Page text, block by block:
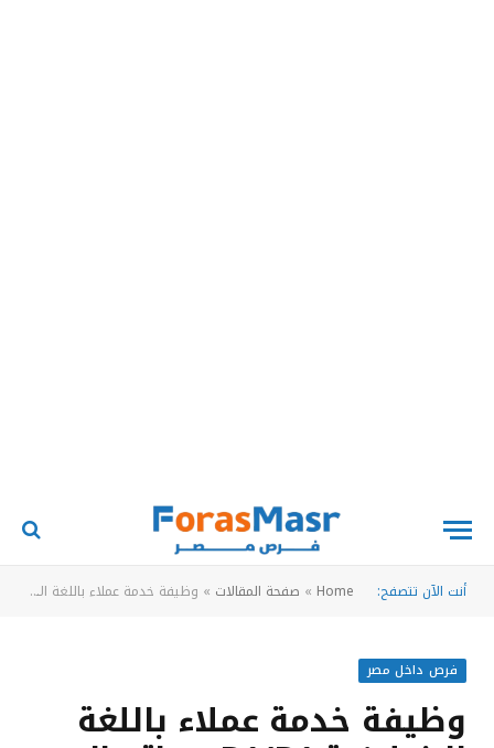
أنت الآن تتصفح: Home
» صفحة المقالات » وظيفة خدمة عملاء باللغة الإنجليزية B1/B1+ – اتصالات مصر – المعادي
فرص داخل مصر
وظيفة خدمة عملاء باللغة